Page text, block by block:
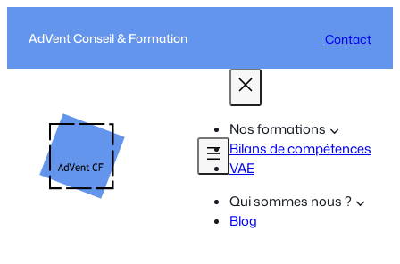
AdVent Conseil & Formation Contact
Nos formations
Bilans de compétences
VAE
Qui sommes nous ?
Blog